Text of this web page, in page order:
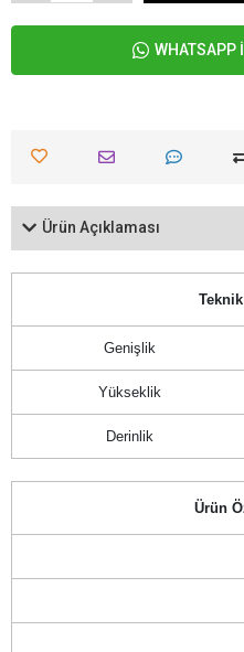
WHATSAPP
Ürün Açıklaması
Genişlik
Yükseklik
Derinlik
Ürün